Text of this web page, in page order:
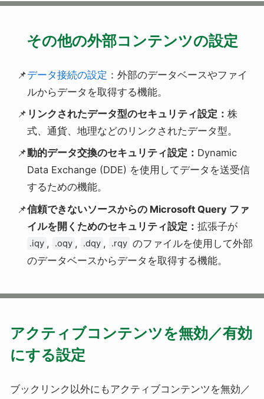
その他の外部コンテンツの設定
データ接続の設定 ：外部のデータベースやファイ
ルからデータを取得する機能。
リンクされたデータ型のセキュリティ設定：株
式、通貨、地理などのリンクされたデータ型。
動的データ交換のセキュリティ設定： Dynamic
Data Exchange (DDE) を使用してデータを送受信
するための機能。
信頼できないソースからの Microsoft Query ファ
イルを開くためのセキュリティ設定：拡張子が
.iqy , .oqy , .dqy , .rqy のファイルを使用して外部
のデータベースからデータを取得する機能。
アクティブコンテンツを無効／有効
にする設定
ブックリンク以外にもアクティブコンテンツを無効／